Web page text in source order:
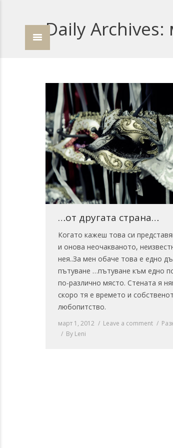
Daily Archives:
…от другата страна…
Когато кажеш това си
и онова неочакваното,
нея..За мен обаче това е едно
пътуване …пътуване към едно
по-различно място. Стената я
скоро тя е времето и
любопитство.
март 1, 2012 Leave a comment
By Leni